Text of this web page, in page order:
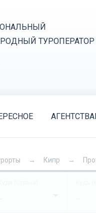
ТУРОПЕРАТОР
Кипр
...